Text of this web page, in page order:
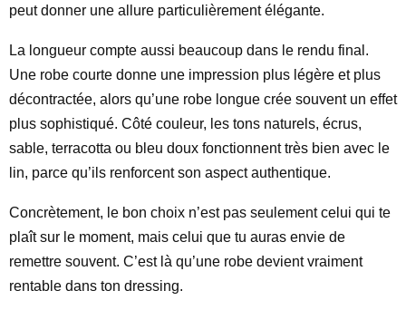
peut donner une allure particulièrement élégante.
La longueur compte aussi beaucoup dans le rendu final.
Une robe courte donne une impression plus légère et plus
décontractée, alors qu’une robe longue crée souvent un effet
plus sophistiqué. Côté couleur, les tons naturels, écrus,
sable, terracotta ou bleu doux fonctionnent très bien avec le
lin, parce qu’ils renforcent son aspect authentique.
Concrètement, le bon choix n’est pas seulement celui qui te
plaît sur le moment, mais celui que tu auras envie de
remettre souvent. C’est là qu’une robe devient vraiment
rentable dans ton dressing.